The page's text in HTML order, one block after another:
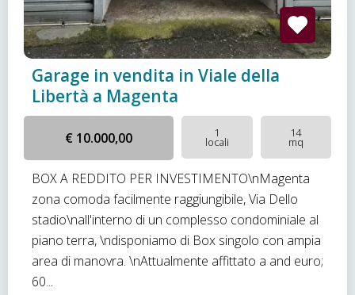
Garage in vendita in Viale della
Libertà a Magenta
€ 10.000,00 1
locali
14
mq
BOX A REDDITO PER INVESTIMENTO\nMagenta
zona comoda facilmente raggiungibile, Via Dello
stadio\nall'interno di un complesso condominiale al
piano terra, \ndisponiamo di Box singolo con ampia
area di manovra. \nAttualmente affittato a and euro;
60...